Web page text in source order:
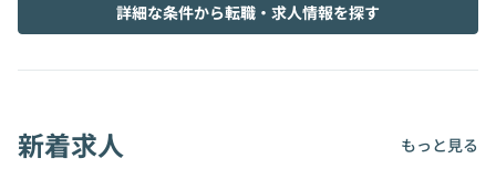
詳細な条件から転職・求人情報を探す
新着求人 もっと見る